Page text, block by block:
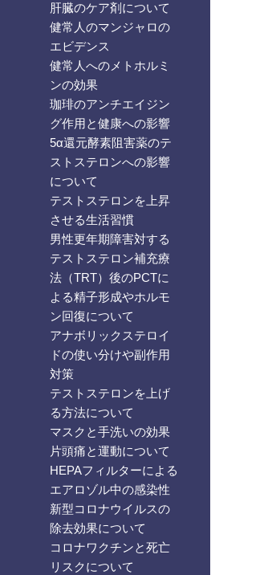
肝臓のケア剤について
健常人のマンジャロの
エビデンス
健常人へのメトホルミ
ンの効果
珈琲のアンチエイジン
グ作用と健康への影響
5α還元酵素阻害薬のテ
ストステロンへの影響
について
テストステロンを上昇
させる生活習慣
男性更年期障害対する
テストステロン補充療
法（TRT）後のPCTに
よる精子形成やホルモ
ン回復について
アナボリックステロイ
ドの使い分けや副作用
対策
テストステロンを上げ
る方法について
マスクと手洗いの効果
片頭痛と運動について
HEPAフィルターによる
エアロゾル中の感染性
新型コロナウイルスの
除去効果について
コロナワクチンと死亡
リスクについて